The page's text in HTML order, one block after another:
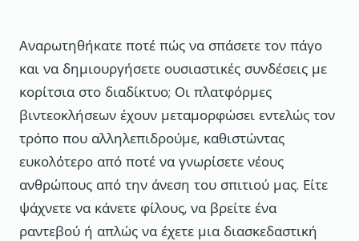
Αναρωτηθήκατε ποτέ πώς να σπάσετε τον πάγο
και να δημιουργήσετε ουσιαστικές συνδέσεις με
κορίτσια στο διαδίκτυο; Οι πλατφόρμες
βιντεοκλήσεων έχουν μεταμορφώσει εντελώς τον
τρόπο που αλληλεπιδρούμε, καθιστώντας
ευκολότερο από ποτέ να γνωρίσετε νέους
ανθρώπους από την άνεση του σπιτιού μας. Είτε
ψάχνετε να κάνετε φίλους, να βρείτε ένα
ραντεβού ή απλώς να έχετε μια διασκεδαστική